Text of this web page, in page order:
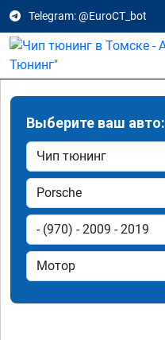
Telegram: @EuroCT_bot
Выберите ваш авто: